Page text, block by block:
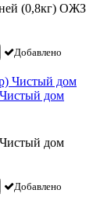
(0,8кг) ОЖЗ
Добавлено
Чистый дом
Чистый дом
Добавлено